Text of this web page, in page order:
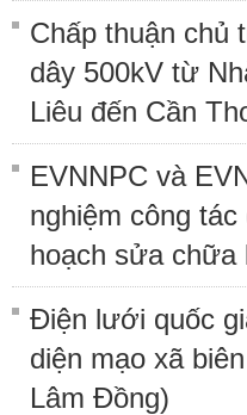
Chấp thuận
dây 500kV từ
Liêu đến Cần
EVNNPC và
nghiệm công
hoạch sửa chữa
Điện lưới quốc
diện mạo xã
Lâm Đồng)